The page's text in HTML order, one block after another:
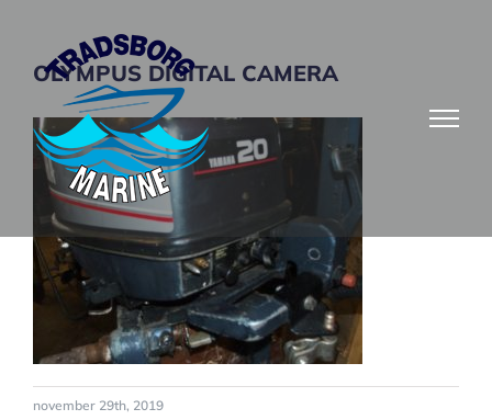
contentOLYMPUS DIGITAL CAMERA
november 29th, 2019